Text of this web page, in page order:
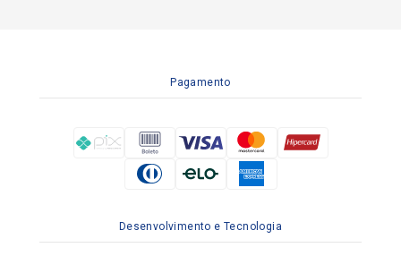
Pagamento
Desenvolvimento e Tecnologia